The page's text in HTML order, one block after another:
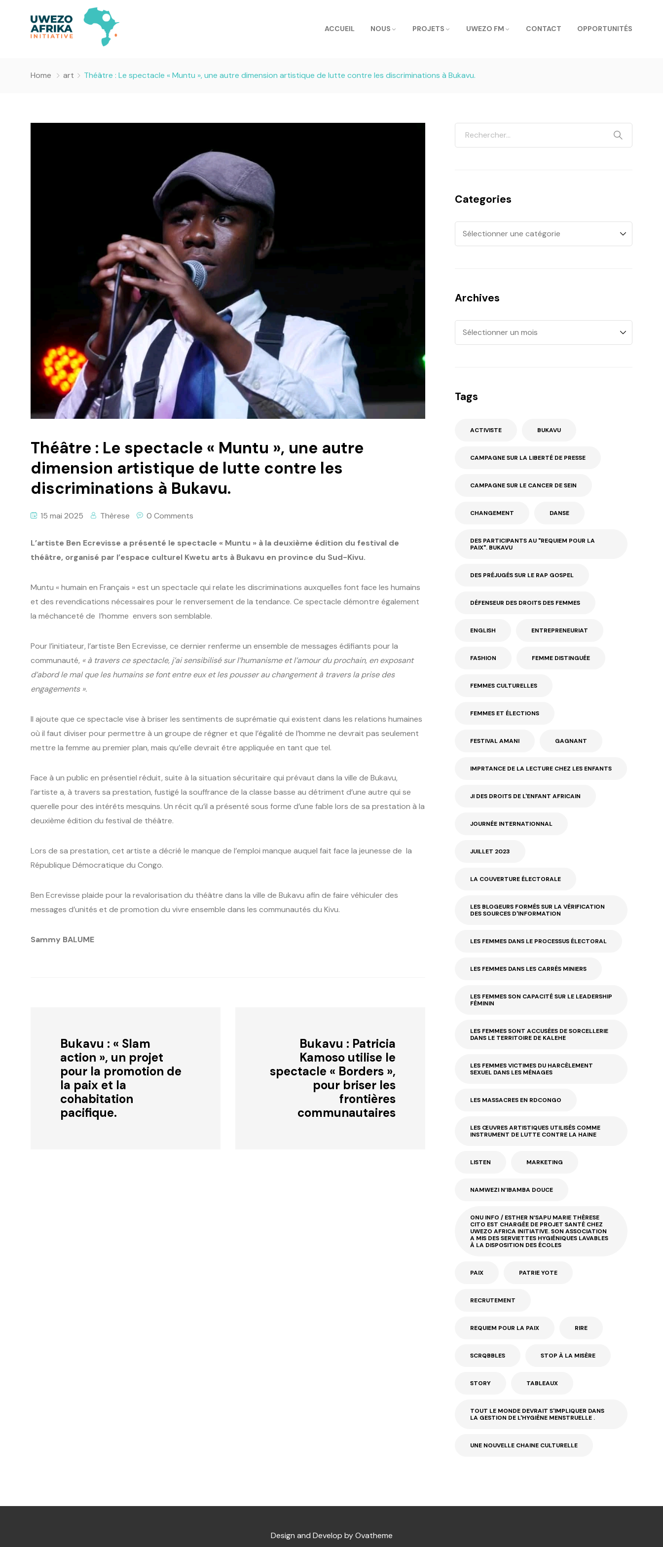
ACCUEIL NOUS PROJETS UWEZO FM CONTACT OPPORTUNITÉS
Home art Théâtre : Le spectacle « Muntu », une autre dimension artistique de lutte contre les discriminations à Bukavu.
Théâtre : Le spectacle « Muntu », une autre
dimension artistique de lutte contre les
discriminations à Bukavu.
15 mai 2025 Thèrese 0 Comments
L’artiste Ben Ecrevisse a présenté le spectacle « Muntu » à la deuxième édition du festival de
théâtre, organisé par l’espace culturel Kwetu arts à Bukavu en province du Sud-Kivu.
Muntu « humain en Français » est un spectacle qui relate les discriminations auxquelles font face les humains
et des revendications nécessaires pour le renversement de la tendance. Ce spectacle démontre également
la méchanceté de l’homme envers son semblable.
Pour l’initiateur, l’artiste Ben Ecrevisse, ce dernier renferme un ensemble de messages édifiants pour la
communauté, « à travers ce spectacle, j’ai sensibilisé sur l’humanisme et l’amour du prochain, en exposant
d’abord le mal que les humains se font entre eux et les pousser au changement à travers la prise des
engagements ».
Il ajoute que ce spectacle vise à briser les sentiments de suprématie qui existent dans les relations humaines
où il faut diviser pour permettre à un groupe de régner et que l’égalité de l’homme ne devrait pas seulement
mettre la femme au premier plan, mais qu’elle devrait être appliquée en tant que tel.
Face à un public en présentiel réduit, suite à la situation sécuritaire qui prévaut dans la ville de Bukavu,
l’artiste a, à travers sa prestation, fustigé la souffrance de la classe basse au détriment d’une autre qui se
querelle pour des intérêts mesquins. Un récit qu’il a présenté sous forme d’une fable lors de sa prestation à la
deuxième édition du festival de théâtre.
Lors de sa prestation, cet artiste a décrié le manque de l’emploi manque auquel fait face la jeunesse de la
République Démocratique du Congo.
Ben Ecrevisse plaide pour la revalorisation du théâtre dans la ville de Bukavu afin de faire véhiculer des
messages d’unités et de promotion du vivre ensemble dans les communautés du Kivu.
Sammy BALUME
Bukavu : « Slam
action », un projet
pour la promotion de
la paix et la
cohabitation
pacifique.
Bukavu : Patricia
Kamoso utilise le
spectacle « Borders »,
pour briser les
frontières
communautaires
Categories
Archives
Tags
ACTIVISTE BUKAVU
CAMPAGNE SUR LA LIBERTÉ DE PRESSE
CAMPAGNE SUR LE CANCER DE SEIN
CHANGEMENT DANSE
DES PARTICIPANTS AU "REQUIEM POUR LA
PAIX". BUKAVU
DES PRÉJUGÉS SUR LE RAP GOSPEL
DÉFENSEUR DES DROITS DES FEMMES
ENGLISH ENTREPRENEURIAT
FASHION FEMME DISTINGUÉE
FEMMES CULTURELLES
FEMMES ET ÉLECTIONS
FESTIVAL AMANI GAGNANT
IMPRTANCE DE LA LECTURE CHEZ LES ENFANTS
JI DES DROITS DE L'ENFANT AFRICAIN
JOURNÉE INTERNATIONNAL
JUILLET 2023
LA COUVERTURE ÉLECTORALE
LES BLOGEURS FORMÉS SUR LA VÉRIFICATION
DES SOURCES D'INFORMATION
LES FEMMES DANS LE PROCESSUS ÉLECTORAL
LES FEMMES DANS LES CARRÉS MINIERS
LES FEMMES SON CAPACITÉ SUR LE LEADERSHIP
FÉMININ
LES FEMMES SONT ACCUSÉES DE SORCELLERIE
DANS LE TERRITOIRE DE KALEHE
LES FEMMES VICTIMES DU HARCÈLEMENT
SEXUEL DANS LES MÉNAGES
LES MASSACRES EN RDCONGO
LES ŒUVRES ARTISTIQUES UTILISÉS COMME
INSTRUMENT DE LUTTE CONTRE LA HAINE
LISTEN MARKETING
NAMWEZI N’IBAMBA DOUCE
ONU INFO / ESTHER N’SAPU MARIE THÈRESE
CITO EST CHARGÉE DE PROJET SANTÉ CHEZ
UWEZO AFRICA INITIATIVE. SON ASSOCIATION
A MIS DES SERVIETTES HYGIÉNIQUES LAVABLES
À LA DISPOSITION DES ÉCOLES
PAIX PATRIE YOTE
RECRUTEMENT
REQUIEM POUR LA PAIX RIRE
SCRQBBLES STOP À LA MISÈRE
STORY TABLEAUX
TOUT LE MONDE DEVRAIT S'IMPLIQUER DANS
LA GESTION DE L'HYGIÈNE MENSTRUELLE .
UNE NOUVELLE CHAINE CULTURELLE
Design and Develop by Ovatheme